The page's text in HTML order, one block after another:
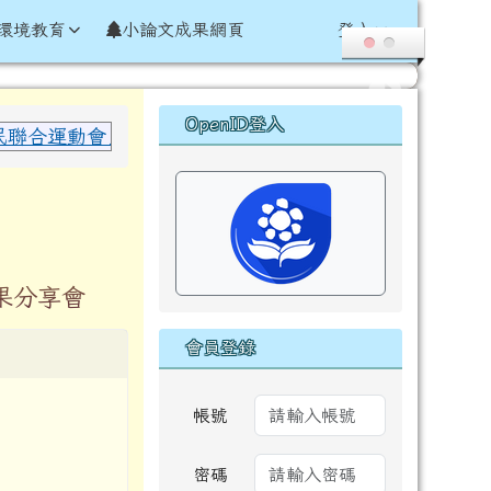
境教育 小論文成果網頁 登入
合運動會」於國小女子組 60 公尺田徑項目 榮獲 決
分享會
右邊區域內容
OpenID登入
會員登錄
帳號
密碼